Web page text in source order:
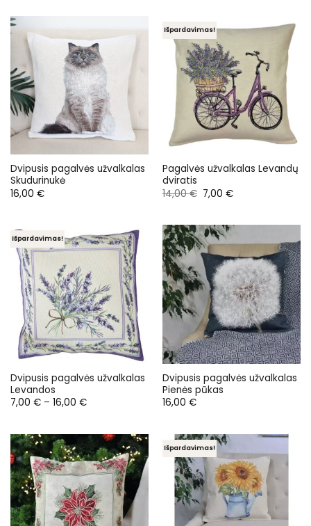
Dvipusis pagalvės užvalkalas
Skudurinukė
16,00 €
Išpardavimas!
Pagalvės užvalkalas Levandų
dviratis
14,00€ Original
price
7,00 €Current
Išpardavimas!
Dvipusis pagalvės užvalkalas
Levandos
7,00 € – 16,00 €Price
16,00 €
Dvipusis pagalvės užvalkalas
Pienės pūkas
16,00 €
Išpardavimas!